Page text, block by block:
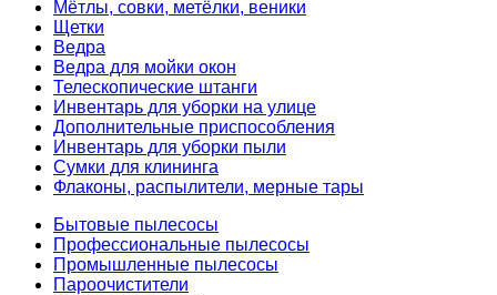
Мётлы, совки, метёлки, веники
Щетки
Ведра
Ведра для мойки окон
Телескопические штанги
Инвентарь для уборки на улице
Дополнительные приспособления
Инвентарь для уборки пыли
Сумки для клининга
Флаконы, распылители, мерные тары
Бытовые пылесосы
Профессиональные пылесосы
Промышленные пылесосы
Пароочистители